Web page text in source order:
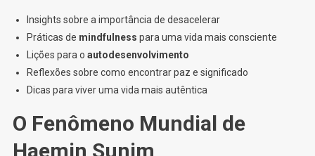
Insights sobre a importância de desacelerar
Práticas de mindfulness para uma vida mais consciente
Lições para o autodesenvolvimento
Reflexões sobre como encontrar paz e significado
Dicas para viver uma vida mais autêntica
O Fenômeno Mundial de
Haemin Sunim